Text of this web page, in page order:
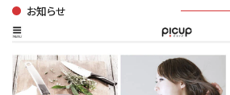
お知らせ